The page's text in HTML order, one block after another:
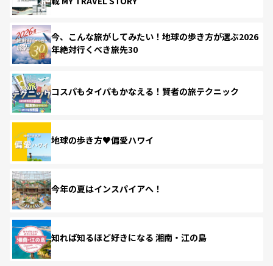
今、こんな旅がしてみたい！地球の歩き方が選ぶ2026
年絶対行くべき旅先30
コスパもタイパもかなえる！賢者の旅テクニック
地球の歩き方♥偏愛ハワイ
今年の夏はインスパイアへ！
知れば知るほど好きになる 湘南・江の島